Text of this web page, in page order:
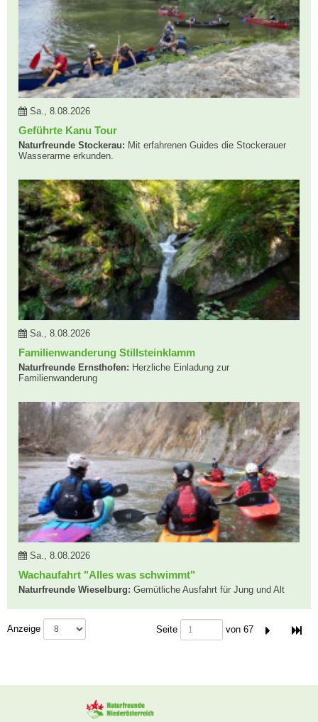
Sa., 8.08.2026
Geführte Kanu Tour
Naturfreunde Stockerau: Mit erfahrenen Guides die Stockerauer
Wasserarme erkunden.
Sa., 8.08.2026
Familienwanderung Stillsteinklamm
Naturfreunde Ernsthofen: Herzliche Einladung zur
Familienwanderung
Sa., 8.08.2026
Wachaufahrt "Alles was schwimmt"
Naturfreunde Wieselburg: Gemütliche Ausfahrt für Jung und Alt
Anzeige
Seitennummer
Seite von 67